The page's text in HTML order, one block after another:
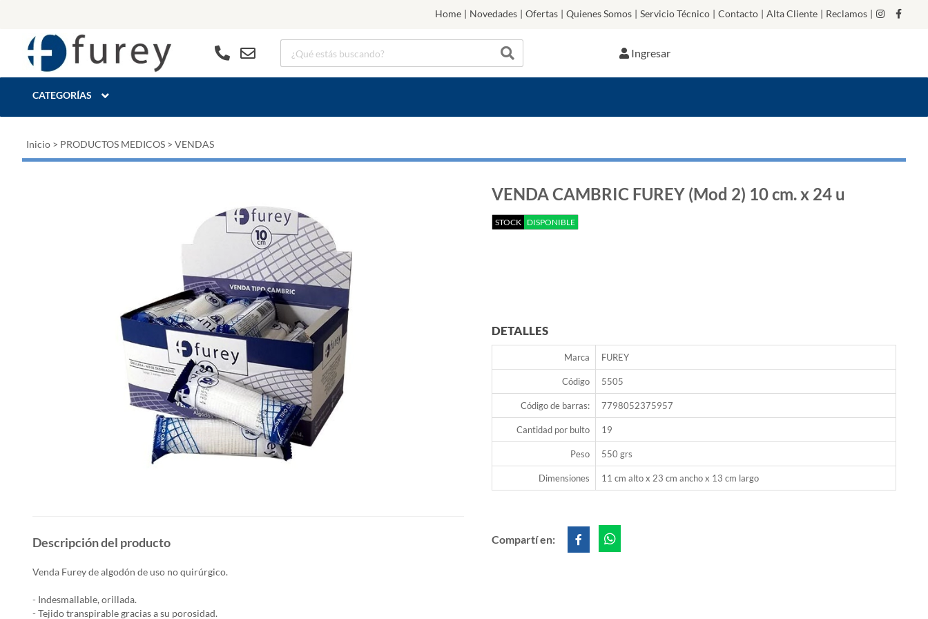
Home | Novedades | Ofertas | Quienes Somos | Servicio Técnico | Contacto | Alta Cliente | Reclamos |
Ingresar
CATEGORÍAS
Inicio > PRODUCTOS MEDICOS > VENDAS
VENDA CAMBRIC FUREY (Mod 2) 10 cm. x 24 u
STOCK DISPONIBLE
DETALLES
Marca FUREY
Código 5505
Código de barras: 7798052375957
Cantidad por bulto 19
Peso 550 grs
Dimensiones 11 cm alto x 23 cm ancho x 13 cm largo
Compartí en:
Descripción del producto
Venda Furey de algodón de uso no quirúrgico.
- Indesmallable, orillada.
- Tejido transpirable gracias a su porosidad.